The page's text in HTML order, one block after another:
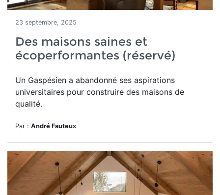
23 septembre, 2025
Des maisons saines et
écoperformantes (réservé)
Un Gaspésien a abandonné ses aspirations
universitaires pour construire des maisons de
qualité.
Par : André Fauteux